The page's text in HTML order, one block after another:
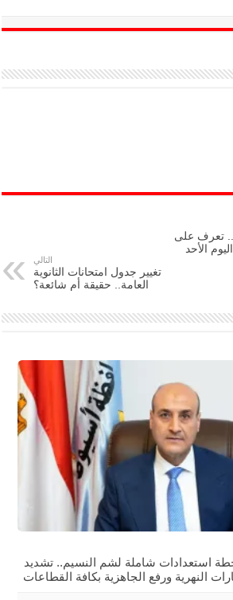
792 جنيه.. تعرف على
الأحد
التالي
تغيير جدول امتحانات الثانوية
العامة.. حقيقة أم شائعة؟
استعدادات شاملة لشم النسيم.. تشديد
النهرية ورفع الجاهزية بكافة القطاعات